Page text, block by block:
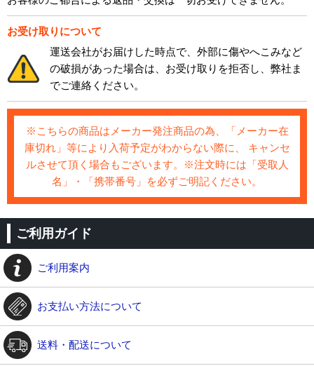
お受け取りについて
運送会社がお届けした時点で、外部に傷やへこみなど
の破損があった場合は、お受け取りを拒否し、弊社ま
でご連絡ください。
※こちらの商品はメーカー発注商品の為、「メーカー在
庫切れ」等により入荷予定がわからない際に、 キャンセ
ルさせて頂く場合もございます。※注文時には「受取人
名」・「携帯番号」を必ずご明記ください。
ご利用ガイド
ご利用案内
お支払い方法について
送料・配送について